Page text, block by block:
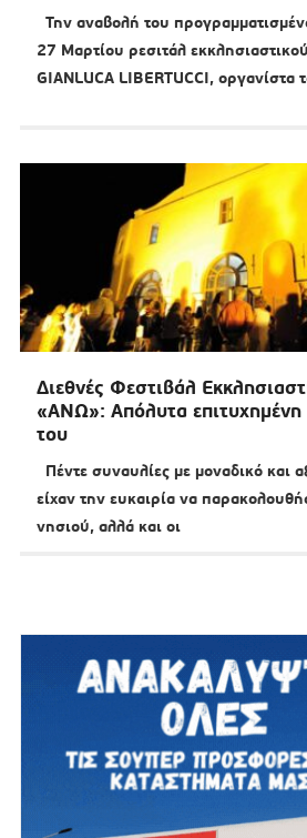
Την αναβολή του
27 Μαρτίου ρεσιτάλ
GIANLUCA LIBERTUCCI, οργανίστα
Διεθνές Φεστιβάλ
«ΑΝΩ»: Απόλυτα επιτυχημένη
του
Πέντε συναυλίες με μοναδικό και
είχαν την ευκαιρία να
νησιού, αλλά και οι